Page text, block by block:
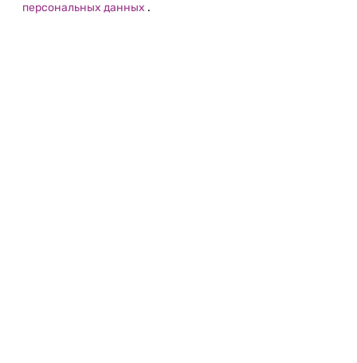
персональных данных .